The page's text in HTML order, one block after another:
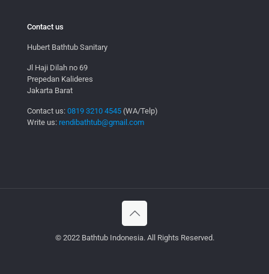
Contact us
Hubert Bathtub Sanitary
Jl Haji Dilah no 69
Prepedan Kalideres
Jakarta Barat
Contact us: 0819 3210 4545 (WA/Telp)
Write us: rendibathtub@gmail.com
© 2022 Bathtub Indonesia. All Rights Reserved.